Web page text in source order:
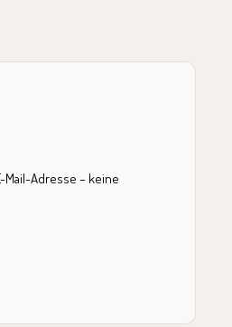
Adresse – keine